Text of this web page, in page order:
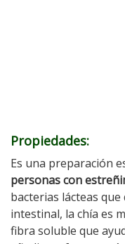
Propiedades:
Es una preparación
personas con
bacterias lácteas
intestinal, la chía es
fibra soluble que